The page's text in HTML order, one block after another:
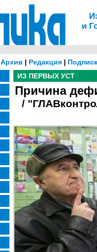
и
Архив | Редакция|
ИЗ ПЕРВЫХ УСТ
Причина
/